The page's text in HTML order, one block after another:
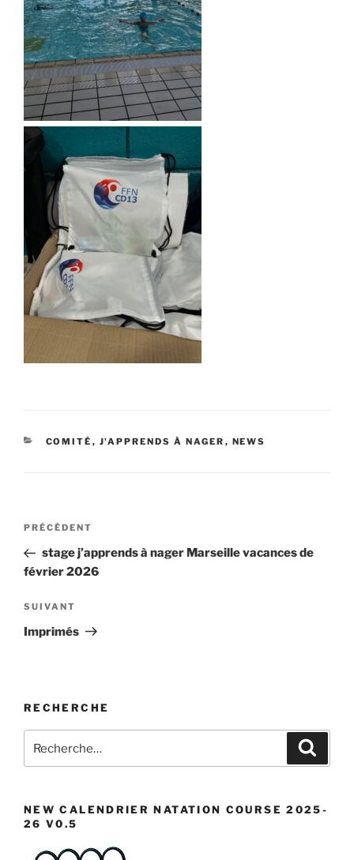
CATÉGORIES
COMITÉ , J'APPRENDS À NAGER , NEWS
Navigation
l’article
Article
précédent
PRÉCÉDENT
stage j’apprends à nager Marseille vacances de
février 2026
Article
suivant
SUIVANT
Imprimés
RECHERCHE
pour
NEW CALENDRIER NATATION COURSE 2025-
26 V0.5